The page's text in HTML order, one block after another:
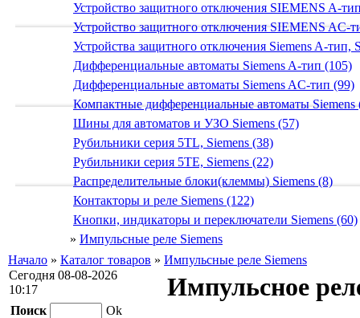
Устройство защитного отключения SIEMENS A-
Устройство защитного отключения SIEMENS AС-
Устройства защитного отключения Siemens A-тип,
Дифференциальные автоматы Siemens A-тип (105)
Дифференциальные автоматы Siemens AС-тип (99)
Компактные дифференциальные автоматы Siemens
Шины для автоматов и УЗО Siemens (57)
Рубильники серия 5TL, Siemens (38)
Рубильники серия 5TE, Siemens (22)
Распределительные блоки(клеммы) Siemens (8)
Контакторы и реле Siemens (122)
Кнопки, индикаторы и переключатели Siemens (60)
» Импульсные реле Siemens
Начало » Каталог товаров » Импульсные реле Siemens
Сегодня 08-08-2026
10:17
Поиск
Ok
Импульсное